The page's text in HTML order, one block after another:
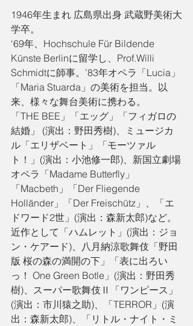
1946年生まれ 広島県出身 武蔵野美術大
学卒。
‘69年、Hochschule Für Bildende
Künste Berlinに留学し、Prof.Willi
Schmidtに師事。’83年オペラ「Lucia」
「Maria Stuarda」の美術を担当。以
来、様々な舞台美術に携わる。
「THE BEE」「エッグ」「フィガロの
結婚」 (演出：野田秀樹)、ミュージカ
ル「エリザベート」「モーツァル
ト！」(演出：小池修一郎)、新国立劇場
オペラ「Madame Butterfly」
「Macbeth」「Der Fliegende
Holländer」「Der Freischütz」、「エ
ドワード2世」(演出：森新太郎)など。
近作として「ハムレット」(演出：ジョ
ン・ケアード)、八月納涼歌舞伎「野田
版 桜の森の満開の下」「表に出ろい
っ！ One Green Botle」(演出：野田秀
樹)、スーパー歌舞伎Ⅱ「ワンピース」
(演出：市川猿之助)、「TERROR」(演
出：森新太郎)、「リトル・ナイト・ミ